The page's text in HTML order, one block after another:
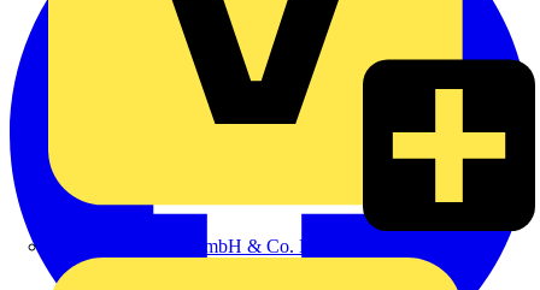
Alexander Bürkle GmbH & Co. KG